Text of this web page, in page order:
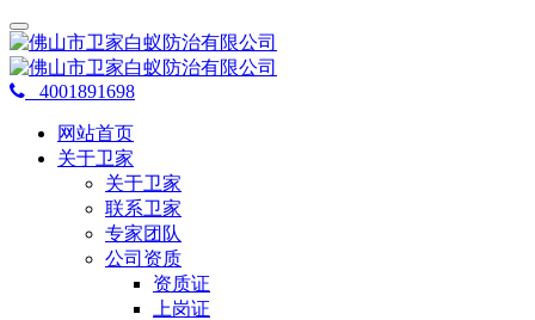
4001891698
网站首页
关于卫家
关于卫家
联系卫家
专家团队
公司资质
资质证
上岗证